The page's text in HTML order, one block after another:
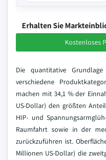
Erhalten Sie
Kostenloses
Die quantitative
verschiedene
machen mit 34,1 % der
US-Dollar) den größten
HIP- und
Raumfahrt sowie in der
zurückzuführen ist.
Millionen US-Dollar) die